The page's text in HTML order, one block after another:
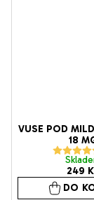
VUSE POD
18
249
DO